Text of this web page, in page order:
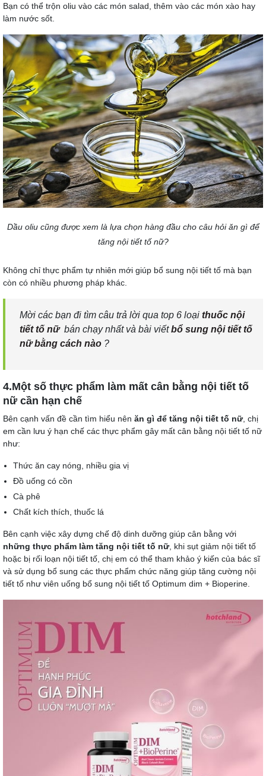
Bạn có thể trộn oliu vào các món salad, thêm vào các món xào hay
làm nước sốt.
Dầu oliu cũng được xem là lựa chọn hàng đầu cho câu hỏi ăn gì để
tăng nội tiết tố nữ?
Không chỉ thực phẩm tự nhiên mới giúp bổ sung nội tiết tố mà bạn
còn có nhiều phương pháp khác.
Mời các bạn đi tìm câu trả lời qua top 6 loại thuốc nội
tiết tố nữ bán chạy nhất và bài viếtbổ sung nội tiết tố
nữ bằng cách nào ?
4.Một số thực phẩm làm mất cân bằng nội tiết tố
nữ cần hạn chế
Bên cạnh vấn đề cần tìm hiểu nên ăn gì để tăng nội tiết tố nữ, chị
em cần lưu ý hạn chế các thực phẩm gây mất cân bằng nội tiết tố nữ
như:
Thức ăn cay nóng, nhiều gia vị
Đồ uống có cồn
Cà phê
Chất kích thích, thuốc lá
Bên cạnh việc xây dựng chế độ dinh dưỡng giúp cân bằng với
những thực phẩm làm tăng nội tiết tố nữ, khi sụt giảm nội tiết tố
hoặc bị rối loạn nội tiết tố, chị em có thể tham khảo ý kiến của bác sĩ
và sử dụng bổ sung các thực phẩm chức năng giúp tăng cường nội
tiết tố như viên uống bổ sung nội tiết tố Optimum dim + Bioperine.